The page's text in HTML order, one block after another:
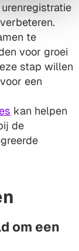
te
voor groei
stap willen
een
kan helpen
de
om een